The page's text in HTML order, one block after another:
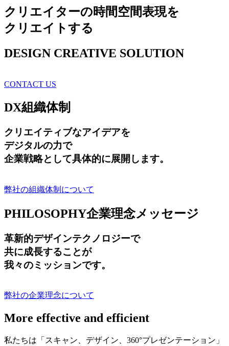
クリエイターの時間空間表現を
クリエイトする
DESIGN CREATIVE SOLUTION
CONTACT US
DX組織体制
クリエイティブなアイデアを
デジタルの力で
企業戦略として具体的に展開します。
弊社の組織体制について
PHILOSOPHY企業理念メッセージ
革新的デザインテクノロジーで
共に成長することが
我々のミッションです。
弊社の企業理念について
More effective and efficient
私たちは「スキャン、デザイン、360°プレゼンテーション」